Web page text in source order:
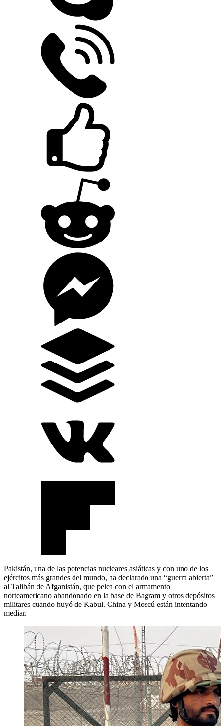
Pakistán, una de las potencias nucleares asiáticas y con uno de los
ejércitos más grandes del mundo, ha declarado una “guerra abierta”
al Talibán de Afganistán, que pelea con el armamento
norteamericano abandonado en la base de Bagram y otros depósitos
militares cuando huyó de Kabul. China y Moscú están intentando
mediar.